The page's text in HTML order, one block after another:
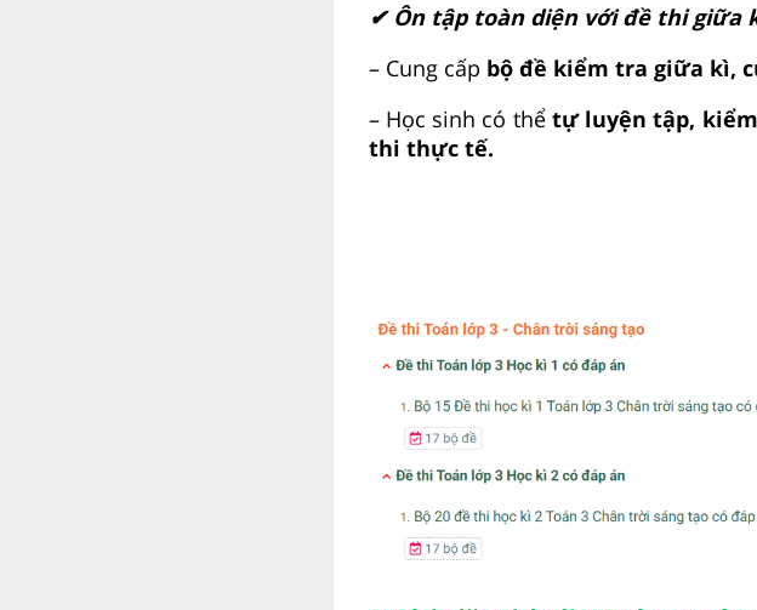
✔ Ôn tập toàn diện với đề thi giữa
– Cung cấp bộ đề kiểm tra giữa kì,
– Học sinh có thể tự luyện tập,
thi thực tế.